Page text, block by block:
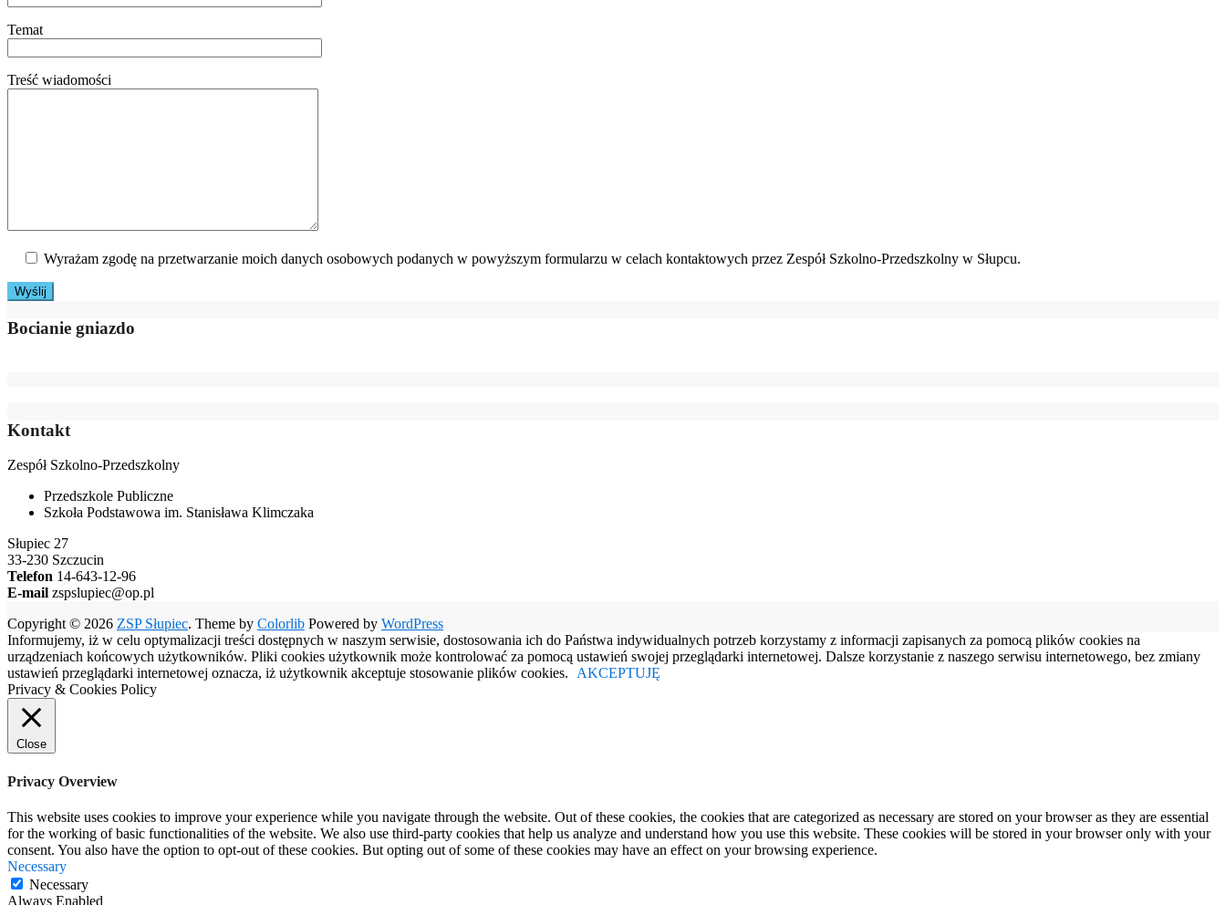
Temat
Treść wiadomości
Wyrażam zgodę na przetwarzanie moich danych osobowych podanych w powyższym formularzu w celach kontaktowych przez Zespół Szkolno-Przedszkolny w Słupcu.
Bocianie gniazdo
Kontakt
Zespół Szkolno-Przedszkolny
Przedszkole Publiczne
Szkoła Podstawowa im. Stanisława Klimczaka
Słupiec 27
33-230 Szczucin
Telefon 14-643-12-96
E-mail zspslupiec@op.pl
Copyright © 2026 ZSP Słupiec. Theme by Colorlib Powered by WordPress
Informujemy, iż w celu optymalizacji treści dostępnych w naszym serwisie, dostosowania ich do Państwa indywidualnych potrzeb korzystamy z informacji zapisanych za pomocą plików cookies na
urządzeniach końcowych użytkowników. Pliki cookies użytkownik może kontrolować za pomocą ustawień swojej przeglądarki internetowej. Dalsze korzystanie z naszego serwisu internetowego, bez zmiany
ustawień przeglądarki internetowej oznacza, iż użytkownik akceptuje stosowanie plików cookies.
AKCEPTUJĘ
Privacy & Cookies Policy
Close
Privacy Overview
This website uses cookies to improve your experience while you navigate through the website. Out of these cookies, the cookies that are categorized as necessary are stored on your browser as they are essential
for the working of basic functionalities of the website. We also use third-party cookies that help us analyze and understand how you use this website. These cookies will be stored in your browser only with your
consent. You also have the option to opt-out of these cookies. But opting out of some of these cookies may have an effect on your browsing experience.
Necessary
Necessary
Always Enabled